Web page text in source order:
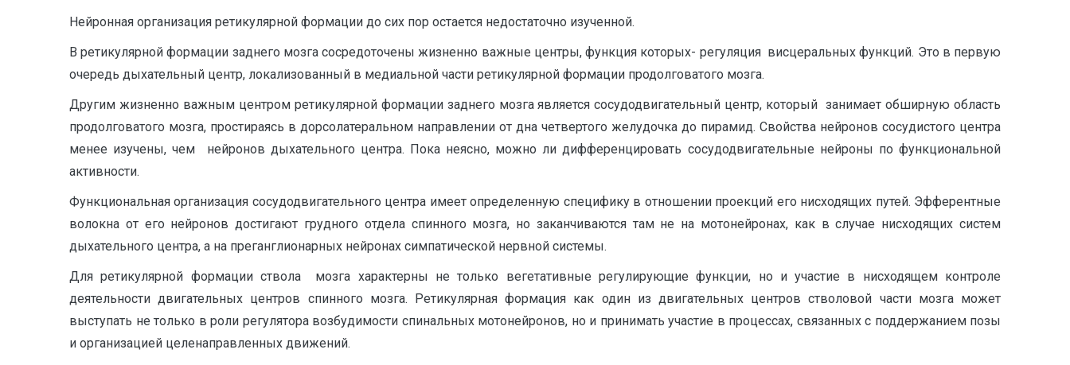
Нейронная организация ретикулярной формации до сих пор остается недостаточно изученной.
В ретикулярной формации заднего мозга сосредоточены жизненно важные центры, функция которых- регуляция висцеральных функций. Это в первую
очередь дыхательный центр, локализованный в медиальной части ретикулярной формации продолговатого мозга.
Другим жизненно важным центром ретикулярной формации заднего мозга является сосудодвигательный центр, который занимает обширную область
продолговатого мозга, простираясь в дорсолатеральном направлении от дна четвертого желудочка до пирамид. Свойства нейронов сосудистого центра
менее изучены, чем нейронов дыхательного центра. Пока неясно, можно ли дифференцировать сосудодвигательные нейроны по функциональной
активности.
Функциональная организация сосудодвигательного центра имеет определенную специфику в отношении проекций его нисходящих путей. Эфферентные
волокна от его нейронов достигают грудного отдела спинного мозга, но заканчиваются там не на мотонейронах, как в случае нисходящих систем
дыхательного центра, а на преганглионарных нейронах симпатической нервной системы.
Для ретикулярной формации ствола мозга характерны не только вегетативные регулирующие функции, но и участие в нисходящем контроле
деятельности двигательных центров спинного мозга. Ретикулярная формация как один из двигательных центров стволовой части мозга может
выступать не только в роли регулятора возбудимости спинальных мотонейронов, но и принимать участие в процессах, связанных с поддержанием позы
и организацией целенаправленных движений.